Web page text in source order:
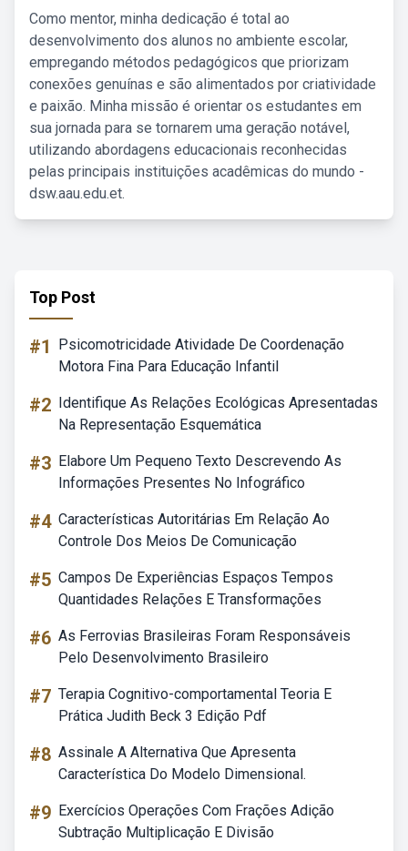
Como mentor, minha dedicação é total ao
desenvolvimento dos alunos no ambiente escolar,
empregando métodos pedagógicos que priorizam
conexões genuínas e são alimentados por criatividade
e paixão. Minha missão é orientar os estudantes em
sua jornada para se tornarem uma geração notável,
utilizando abordagens educacionais reconhecidas
pelas principais instituições acadêmicas do mundo -
dsw.aau.edu.et.
Top Post
#1
Psicomotricidade Atividade De Coordenação
Motora Fina Para Educação Infantil
#2 Identifique As Relações Ecológicas Apresentadas
Na Representação Esquemática
#3 Elabore Um Pequeno Texto Descrevendo As
Informações Presentes No Infográfico
#4 Características Autoritárias Em Relação Ao
Controle Dos Meios De Comunicação
#5 Campos De Experiências Espaços Tempos
Quantidades Relações E Transformações
#6 As Ferrovias Brasileiras Foram Responsáveis
Pelo Desenvolvimento Brasileiro
#7 Terapia Cognitivo-comportamental Teoria E
Prática Judith Beck 3 Edição Pdf
#8 Assinale A Alternativa Que Apresenta
Característica Do Modelo Dimensional.
#9 Exercícios Operações Com Frações Adição
Subtração Multiplicação E Divisão